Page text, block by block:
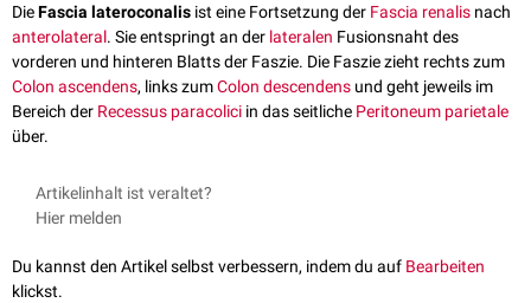
DieFascia lateroconalis ist eine Fortsetzung der Fascia renalis nach
anterolateral. Sie entspringt an der lateralen Fusionsnaht des
vorderen und hinteren Blatts der Faszie. Die Faszie zieht rechts zum
Colon ascendens, links zumColon descendens und geht jeweils im
Bereich der Recessus paracolici in das seitliche Peritoneum parietale
über.
Artikelinhalt ist veraltet?
Hier melden
Du kannst den Artikel selbst verbessern, indem du auf Bearbeiten
klickst.